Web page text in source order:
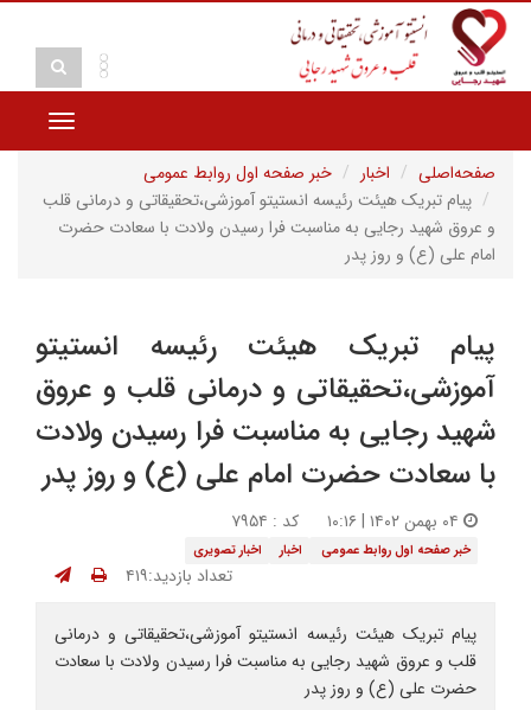
Toggle
صفحه‌اصلی
اخبار
خبر صفحه اول روابط عمومی
پیام تبریک هیئت رئیسه انستیتو آموزشی،تحقیقاتی و درمانی قلب
و عروق شهید رجایی به مناسبت فرا رسیدن ولادت با سعادت حضرت
امام علی (ع) و روز پدر
پیام تبریک هیئت رئیسه انستیتو
آموزشی،تحقیقاتی و درمانی قلب و عروق
شهید رجایی به مناسبت فرا رسیدن ولادت
با سعادت حضرت امام علی (ع) و روز پدر
کد : ۷۹۵۴
خبر صفحه اول روابط عمومی اخبار اخبار تصویری
تعداد بازدید:۴۱۹
پیام تبریک هیئت رئیسه انستیتو آموزشی،تحقیقاتی و درمانی
قلب و عروق شهید رجایی به مناسبت فرا رسیدن ولادت با سعادت
حضرت علی (ع) و روز پدر